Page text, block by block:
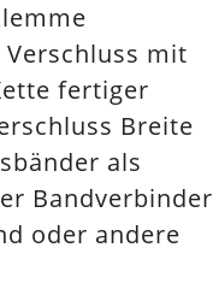
mit
fertiger
Breite
als
Bandverbinder
oder andere